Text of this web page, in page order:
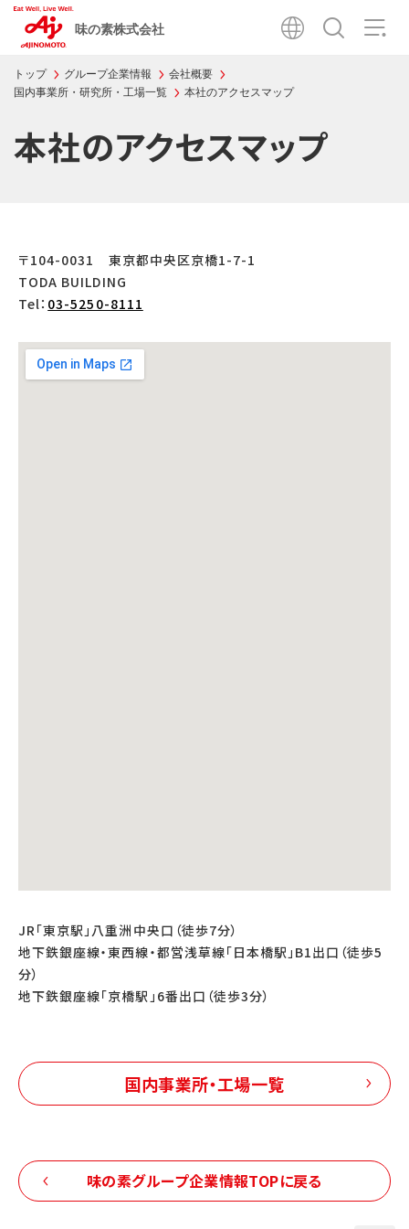
味の素株式会社
トップ グループ企業情報
会社概要
国内事業所・研究所・工場一覧
本社のアクセスマップ
本社のアクセスマップ
〒104-0031 東京都中央区京橋1-7-1
TODA BUILDING
Tel： 03-5250-8111
JR「東京駅」八重洲中央口（徒歩7分）
地下鉄銀座線・東西線・都営浅草線「日本橋駅」B1出口（徒歩5
分）
地下鉄銀座線「京橋駅」6番出口（徒歩3分）
国内事業所・工場一覧
味の素グループ企業情報TOPに戻る